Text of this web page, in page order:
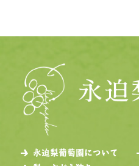
永迫梨葡萄園について